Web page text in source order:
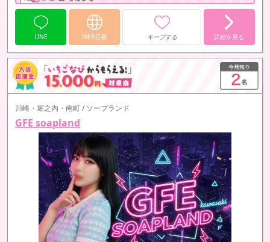
LINE WEB応募 キープする 詳細を見る
川崎・堀之内・南町 / ソープランド
GFE soapland